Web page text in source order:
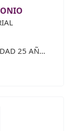
AÑOS (50%)